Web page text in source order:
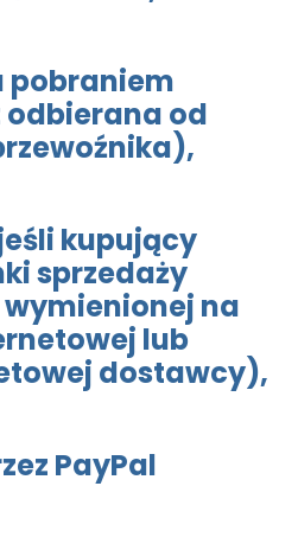
pobraniem
od
kupujący
sprzedaży
na
lub
dostawcy),
PayPal